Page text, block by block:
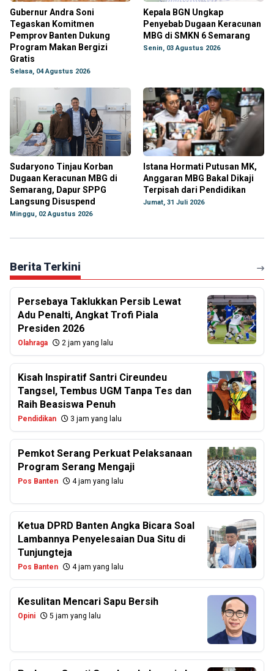
Gubernur Andra Soni
Tegaskan Komitmen
Pemprov Banten Dukung
Program Makan Bergizi
Gratis
Selasa, 04 Agustus 2026
Kepala BGN Ungkap
Penyebab Dugaan Keracunan
MBG di SMKN 6 Semarang
Senin, 03 Agustus 2026
Sudaryono Tinjau Korban
Dugaan Keracunan MBG di
Semarang, Dapur SPPG
Langsung Disuspend
Minggu, 02 Agustus 2026
Istana Hormati Putusan MK,
Anggaran MBG Bakal Dikaji
Terpisah dari Pendidikan
Jumat, 31 Juli 2026
Berita Terkini
Persebaya Taklukkan Persib Lewat
Adu Penalti, Angkat Trofi Piala
Presiden 2026
Olahraga 2 jam yang lalu
Kisah Inspiratif Santri Cireundeu
Tangsel, Tembus UGM Tanpa Tes dan
Raih Beasiswa Penuh
Pendidikan 3 jam yang lalu
Pemkot Serang Perkuat Pelaksanaan
Program Serang Mengaji
Pos Banten 4 jam yang lalu
Ketua DPRD Banten Angka Bicara Soal
Lambannya Penyelesaian Dua Situ di
Tunjungteja
Pos Banten 4 jam yang lalu
Kesulitan Mencari Sapu Bersih
Opini 5 jam yang lalu